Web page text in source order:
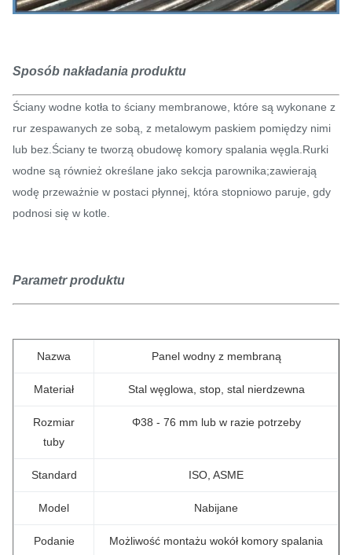
Sposób nakładania produktu
Ściany wodne kotła to ściany membranowe, które są wykonane z
rur zespawanych ze sobą, z metalowym paskiem pomiędzy nimi
lub bez.Ściany te tworzą obudowę komory spalania węgla.Rurki
wodne są również określane jako sekcja parownika;zawierają
wodę przeważnie w postaci płynnej, która stopniowo paruje, gdy
podnosi się w kotle.
Parametr produktu
Nazwa Panel wodny z membraną
Materiał Stal węglowa, stop, stal nierdzewna
Rozmiar
tuby
Φ38 - 76 mm lub w razie potrzeby
Standard ISO, ASME
Model Nabijane
Podanie
Możliwość montażu wokół komory spalania